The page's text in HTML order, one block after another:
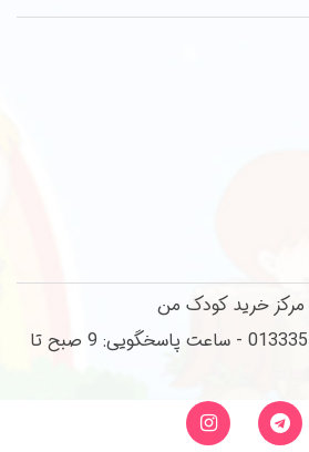
خرید کودک من
شماره تماس: 01333570388 - ساعت پاسخگویی: 9 صبح تا